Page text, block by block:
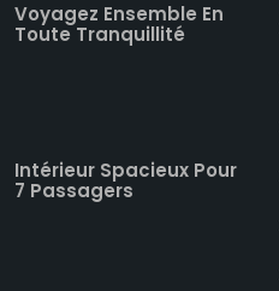
Voyagez Ensemble En
Toute Tranquillité
Intérieur Spacieux Pour
7 Passagers